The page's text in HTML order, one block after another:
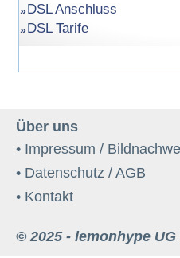
DSL Anschluss
DSL Tarife
Über uns
• Impressum /
• Datenschutz / AGB
• Kontakt
© 2025 - lemonhype